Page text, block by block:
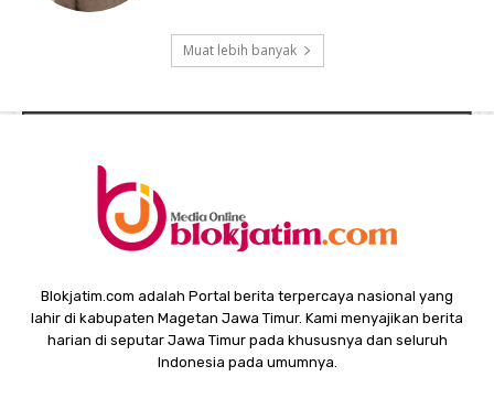
Muat lebih banyak
Blokjatim.com adalah Portal berita terpercaya nasional yang
lahir di kabupaten Magetan Jawa Timur. Kami menyajikan berita
harian di seputar Jawa Timur pada khususnya dan seluruh
Indonesia pada umumnya.